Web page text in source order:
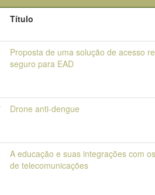
Título
Proposta de uma solução de acesso
seguro para EAD
Drone anti-dengue
A educação e suas integrações com
de telecomunicações